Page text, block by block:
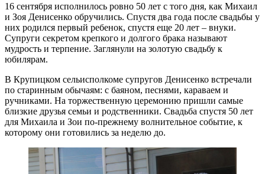
16 сентября исполнилось ровно 50 лет с того дня, как Михаил
и Зоя Денисенко обручились. Спустя два года после свадьбы у
них родился первый ребенок, спустя еще 20 лет – внуки.
Супруги секретом крепкого и долгого брака называют
мудрость и терпение. Заглянули на золотую свадьбу к
юбилярам.
В Крупицком сельисполкоме супругов Денисенко встречали
по старинным обычаям: с баяном, песнями, караваем и
ручниками. На торжественную церемонию пришли самые
близкие друзья семьи и родственники. Свадьба спустя 50 лет
для Михаила и Зои по-прежнему волнительное событие, к
которому они готовились за неделю до.